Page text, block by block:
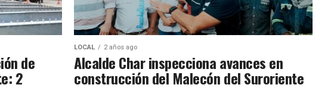
de
2
LOCAL 2 años ago
Alcalde Char inspecciona avances en
construcción del Malecón del Suroriente